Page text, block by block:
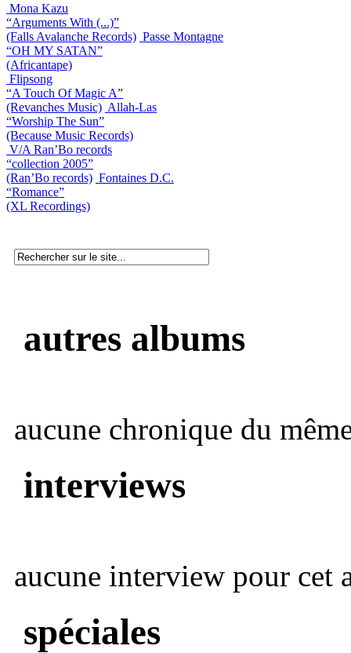
Mona Kazu
“Arguments With (...)”
(Falls Avalanche Records) Passe Montagne
“OH MY SATAN”
(Africantape)
Flipsong
“A Touch Of Magic A”
(Revanches Music) Allah-Las
“Worship The Sun”
(Because Music Records)
V/A Ran’Bo records
“collection 2005”
(Ran’Bo records) Fontaines D.C.
“Romance”
(XL Recordings)
autres albums
aucune chronique du
interviews
aucune interview pour cet
spéciales